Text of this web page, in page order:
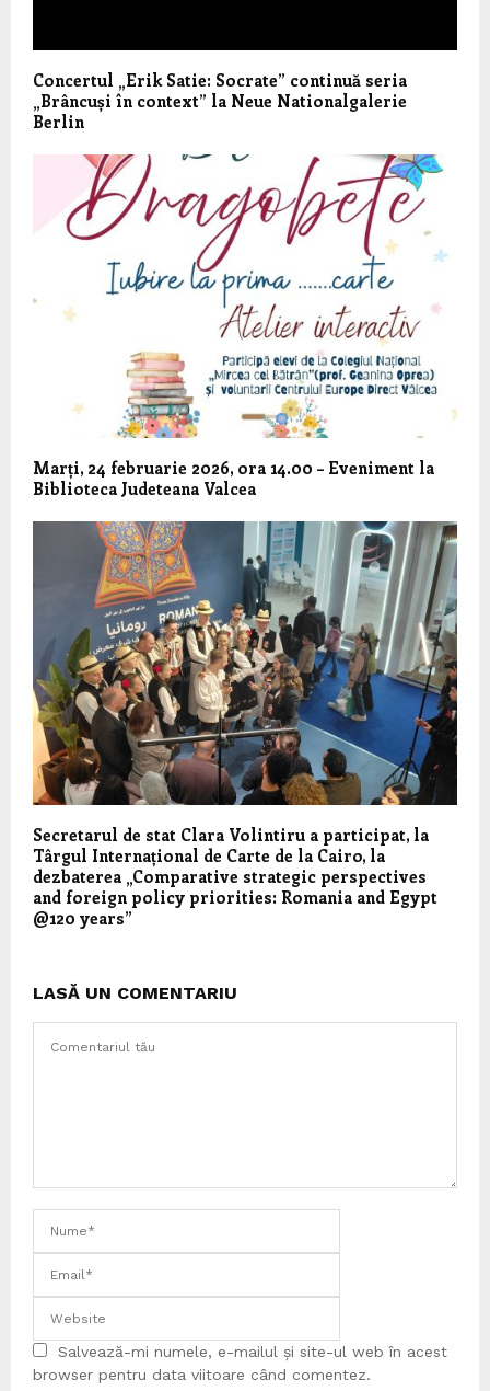
Concertul „Erik Satie: Socrate” continuă seria
„Brâncuși în context” la Neue Nationalgalerie
Berlin
Marți, 24 februarie 2026, ora 14.00 – Eveniment la
Biblioteca Judeteana Valcea
Secretarul de stat Clara Volintiru a participat, la
Târgul Internațional de Carte de la Cairo, la
dezbaterea „Comparative strategic perspectives
and foreign policy priorities: Romania and Egypt
@120 years”
LASĂ UN COMENTARIU
Salvează-mi numele, e-mailul și site-ul web în acest
browser pentru data viitoare când comentez.